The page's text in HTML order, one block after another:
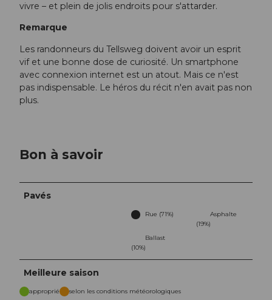
vivre – et plein de jolis endroits pour s'attarder.
Remarque
Les randonneurs du Tellsweg doivent avoir un esprit
vif et une bonne dose de curiosité. Un smartphone
avec connexion internet est un atout. Mais ce n'est
pas indispensable. Le héros du récit n'en avait pas non
plus.
Bon à savoir
Pavés
Rue (71%)
Asphalte
(19%)
Ballast
(10%)
Meilleure saison
approprié selon les conditions météorologiques